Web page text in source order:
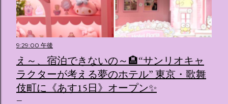
9:29:00 午後
え～、宿泊できないの～🏨“サンリオキャ
ラクターが考える夢のホテル” 東京・歌舞
伎町に《あす15日》オープン✨️